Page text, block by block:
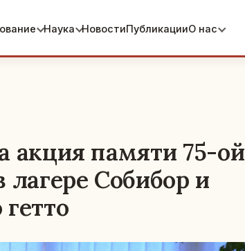
Наука НовостиПубликацииО нас
памяти 75-ой
Собибор и